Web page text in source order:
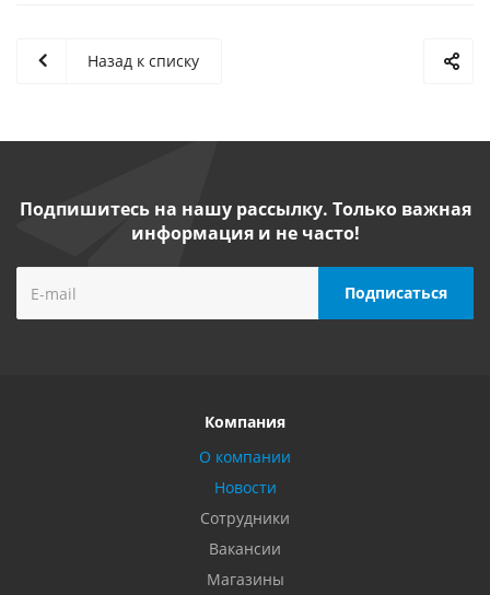
Назад к списку
Подпишитесь на нашу рассылку. Только важная
информация и не часто!
Компания
О компании
Новости
Сотрудники
Вакансии
Магазины